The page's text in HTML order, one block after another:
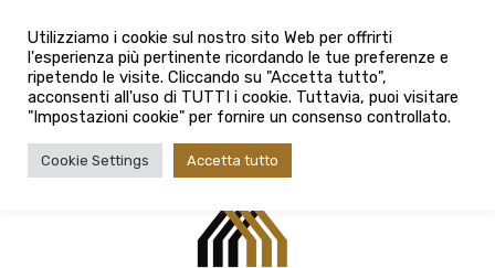
080 3759025
Città
Tipologia contratto
Tipologia contratto
Utilizziamo i cookie sul nostro sito Web per offrirti
l'esperienza più pertinente ricordando le tue preferenze e
ripetendo le visite. Cliccando su "Accetta tutto",
acconsenti all'uso di TUTTI i cookie. Tuttavia, puoi visitare
"Impostazioni cookie" per fornire un consenso controllato.
Cookie Settings Accetta tutto